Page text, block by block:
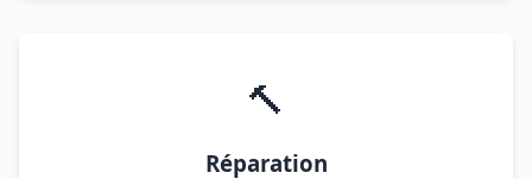
🔨
Réparation